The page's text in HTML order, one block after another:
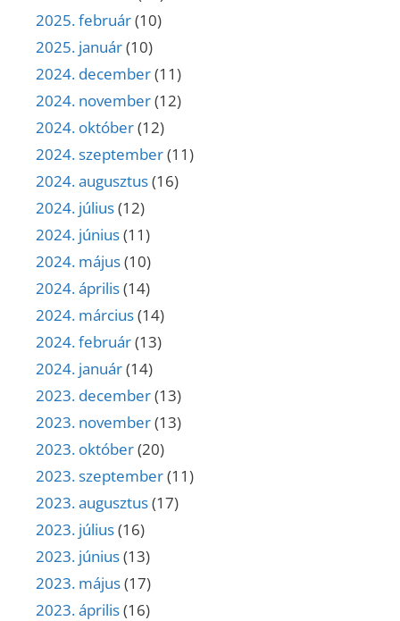
2025. február(10)
2025. január(10)
2024. december(11)
2024. november(12)
2024. október(12)
2024. szeptember(11)
2024. augusztus(16)
2024. július(12)
2024. június(11)
2024. május(10)
2024. április(14)
2024. március(14)
2024. február(13)
2024. január(14)
2023. december(13)
2023. november(13)
2023. október(20)
2023. szeptember(11)
2023. augusztus(17)
2023. július(16)
2023. június(13)
2023. május(17)
2023. április(16)